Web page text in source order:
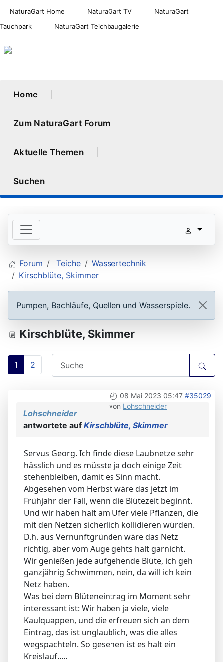
NaturaGart Home NaturaGart TV
NaturaGart
Tauchpark
NaturaGart Teichbaugalerie
Home
Zum NaturaGart Forum
Aktuelle Themen
Suchen
Forum Teiche
Wassertechnik
Kirschblüte, Skimmer
Pumpen, Bachläufe, Quellen und Wasserspiele.
Kirschblüte, Skimmer
1 2
08 Mai 2023 05:47 #35029
von Lohschneider
Lohschneider
antwortete auf Kirschblüte, Skimmer
Servus Georg. Ich finde diese Laubnetze sehr
hässlich und es müsste ja doch einige Zeit
stehenbleiben, damit es Sinn macht.
Abgesehen vom Herbst wäre das jetzt im
Frühjahr der Fall, wenn die Blütezeit beginnt.
Und wir haben halt am Ufer viele Pflanzen, die
mit den Netzen sicherlich kollidieren würden.
D.h. aus Vernunftgründen wäre das Netz
richtig, aber vom Auge gehts halt garnicht.
Wir genießen jede aufgehende Blüte, ich geh
ganzjährig Schwimmen, nein, da will ich kein
Netz haben.
Was bei dem Blüteneintrag im Moment sehr
interessant ist: Wir haben ja viele, viele
Kaulquappen, und die erfreuen sich an dem
Eintrag, das ist unglaublich, was die alles
wegspachteln. So gesehen ist es halt ein
Kreislauf.....